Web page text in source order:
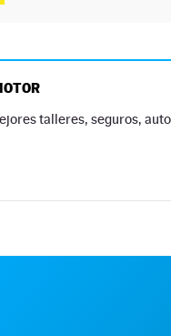
talleres, seguros,